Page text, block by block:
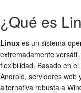
¿Qué es
Linux es un sistema
extremadamente
flexibilidad. Basado en
Android, servidores web
alternativa robusta a